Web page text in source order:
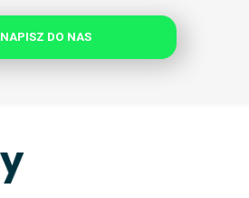
NAPISZ DO NAS